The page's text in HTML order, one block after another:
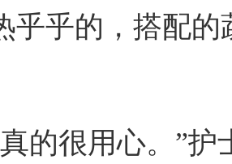
乎乎的，搭配
的很用心。”护